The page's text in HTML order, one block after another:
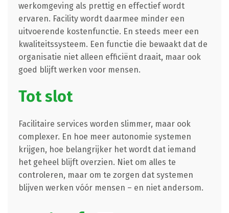
werkomgeving als prettig en effectief wordt
ervaren. Facility wordt daarmee minder een
uitvoerende kostenfunctie. En steeds meer een
kwaliteitssysteem. Een functie die bewaakt dat de
organisatie niet alleen efficiënt draait, maar ook
goed blijft werken voor mensen.
Tot slot
Facilitaire services worden slimmer, maar ook
complexer. En hoe meer autonomie systemen
krijgen, hoe belangrijker het wordt dat iemand
het geheel blijft overzien. Niet om alles te
controleren, maar om te zorgen dat systemen
blijven werken vóór mensen – en niet andersom.